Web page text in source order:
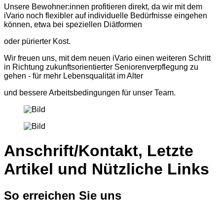
Unsere Bewohner:innen profitieren direkt, da wir mit dem
iVario noch flexibler auf individuelle Bedürfnisse eingehen
können, etwa bei speziellen Diätformen
oder pürierter Kost.
Wir freuen uns, mit dem neuen iVario einen weiteren Schritt
in Richtung zukunftsorientierter Seniorenverpflegung zu
gehen - für mehr Lebensqualität im Alter
und bessere Arbeitsbedingungen für unser Team.
Anschrift/Kontakt, Letzte
Artikel und Nützliche Links
So erreichen Sie uns